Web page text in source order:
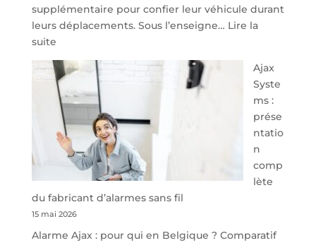
supplémentaire pour confier leur véhicule durant
leurs déplacements. Sous l’enseigne… Lire la
suite:
À
40
minutes
de
Namur,
Steveny
Park
redessine
de
parking
sécurisé
Ajax
Syste
ms :
prése
ntatio
n
comp
lète
du fabricant d’alarmes sans fil
15 mai 2026
Alarme Ajax : pour qui en Belgique ? Comparatif